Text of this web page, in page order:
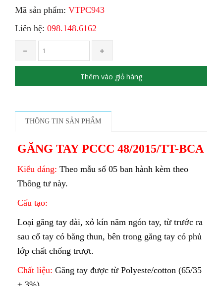
Mã sản phẩm: VTPC943
Liên hệ: 098.148.6162
Thêm vào giỏ hàng
THÔNG TIN SẢN PHẨM
GĂNG TAY PCCC 48/2015/TT-BCA
Kiểu dáng: Theo mẫu số 05 ban hành kèm theo
Thông tư này.
Cấu tạo:
Loại găng tay dài, xỏ kín năm ngón tay, từ trước ra
sau cổ tay có băng thun, bên trong găng tay có phủ
lớp chất chống trượt.
Chất liệu: Găng tay được từ Polyeste/cotton (65/35